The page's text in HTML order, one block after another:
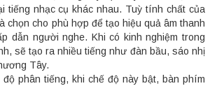
tiếng nhạc cụ khác nhau. Tuỳ tính chất của
chọn cho phù hợp để tạo hiệu quả âm thanh
dẫn người nghe. Khi có kinh nghiệm trong
sẽ tạo ra nhiều tiếng như đàn bầu, sáo nhị
Tây.
độ phân tiếng, khi chế độ này bật, bàn phím